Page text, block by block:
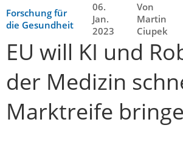
Forschung für
die Gesundheit
06.
Jan.
2023
Von
Martin
Ciupek
EU will KI und
der Medizin
Marktreife